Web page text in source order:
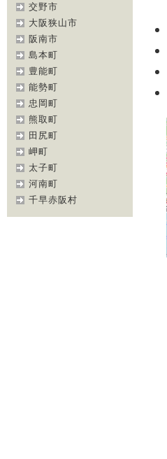
交野市
大阪狭山市
阪南市
島本町
豊能町
能勢町
忠岡町
熊取町
田尻町
岬町
太子町
河南町
千早赤阪村